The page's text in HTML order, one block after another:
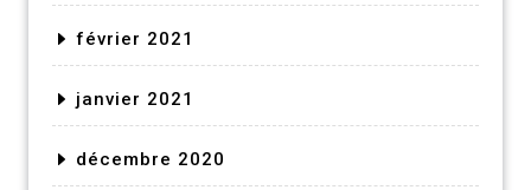
février 2021
janvier 2021
décembre 2020